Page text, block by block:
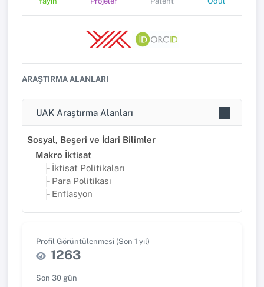
ARAŞTIRMA ALANLARI
UAK Araştırma Alanları
Sosyal, Beşeri ve İdari Bilimler
Makro İktisat
İktisat Politikaları
Para Politikası
Enflasyon
Profil Görüntülenmesi (Son 1 yıl)
1263
Son 30 gün